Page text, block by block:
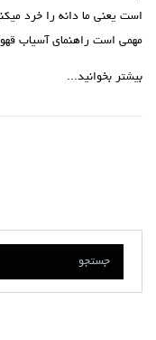
است یعنی ما دانه را خرد
مهمی است راهنمای آسیاب
بیشتر بخوانید...